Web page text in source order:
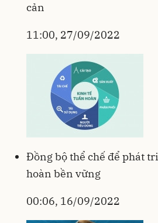
cản
11:00, 27/09/2022
Đồng bộ thể chế để phát
hoàn bền vững
00:06, 16/09/2022